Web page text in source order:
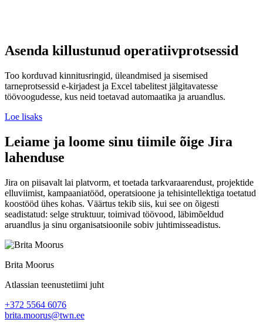
Asenda killustunud operatiivprotsessid
Too korduvad kinnitusringid, üleandmised ja sisemised
tarneprotsessid e-kirjadest ja Excel tabelitest jälgitavatesse
töövoogudesse, kus neid toetavad automaatika ja aruandlus.
Loe lisaks
Leiame ja loome sinu tiimile õige Jira
lahenduse
Jira on piisavalt lai platvorm, et toetada tarkvaraarendust, projektide
elluviimist, kampaaniatööd, operatsioone ja tehisintellektiga toetatud
koostööd ühes kohas. Väärtus tekib siis, kui see on õigesti
seadistatud: selge struktuur, toimivad töövood, läbimõeldud
aruandlus ja sinu organisatsioonile sobiv juhtimisseadistus.
Brita Moorus
Atlassian teenustetiimi juht
+372 5564 6076
brita.moorus@twn.ee